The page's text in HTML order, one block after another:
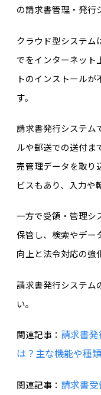
の請求書管理・発行
クラウド型システム
でをインターネット
トのインストール
す。
請求書発行システム
ルや郵送での送付ま
売管理データを取り
ビスもあり、入力や
一方で受領・管理シ
保管し、検索やデー
向上と法令対応の強
請求書発行システム
い。
関連記事： 請求書
は？主な機能や種
関連記事： 請求書